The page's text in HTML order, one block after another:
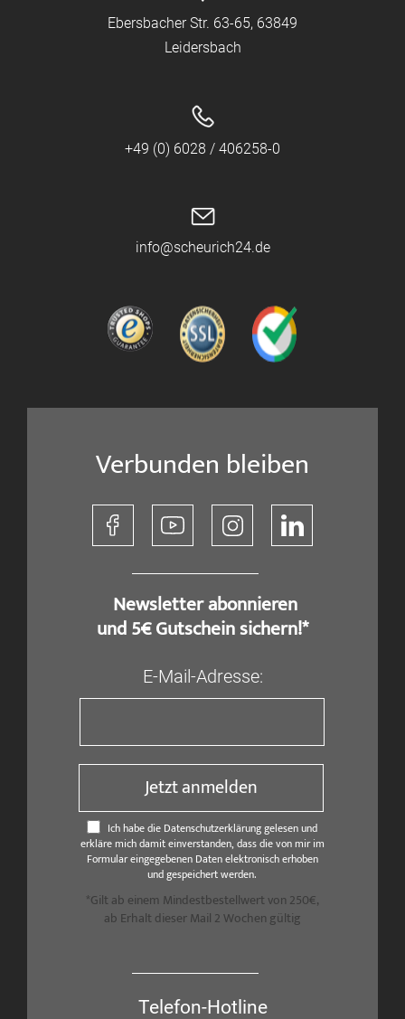
Ebersbacher Str. 63-65, 63849
Leidersbach
+49 (0) 6028 / 406258-0
info@scheurich24.de
Verbunden bleiben
​ Newsletter abonnieren
und 5€ Gutschein sichern!*
E-Mail-Adresse:
Jetzt anmelden
Ich habe die Datenschutzerklärung gelesen und
erkläre mich damit einverstanden, dass die von mir im
Formular eingegebenen Daten elektronisch erhoben
und gespeichert werden.
*Gilt ab einem Mindestbestellwert von 250€,
ab Erhalt dieser Mail 2 Wochen gültig
Telefon-Hotline